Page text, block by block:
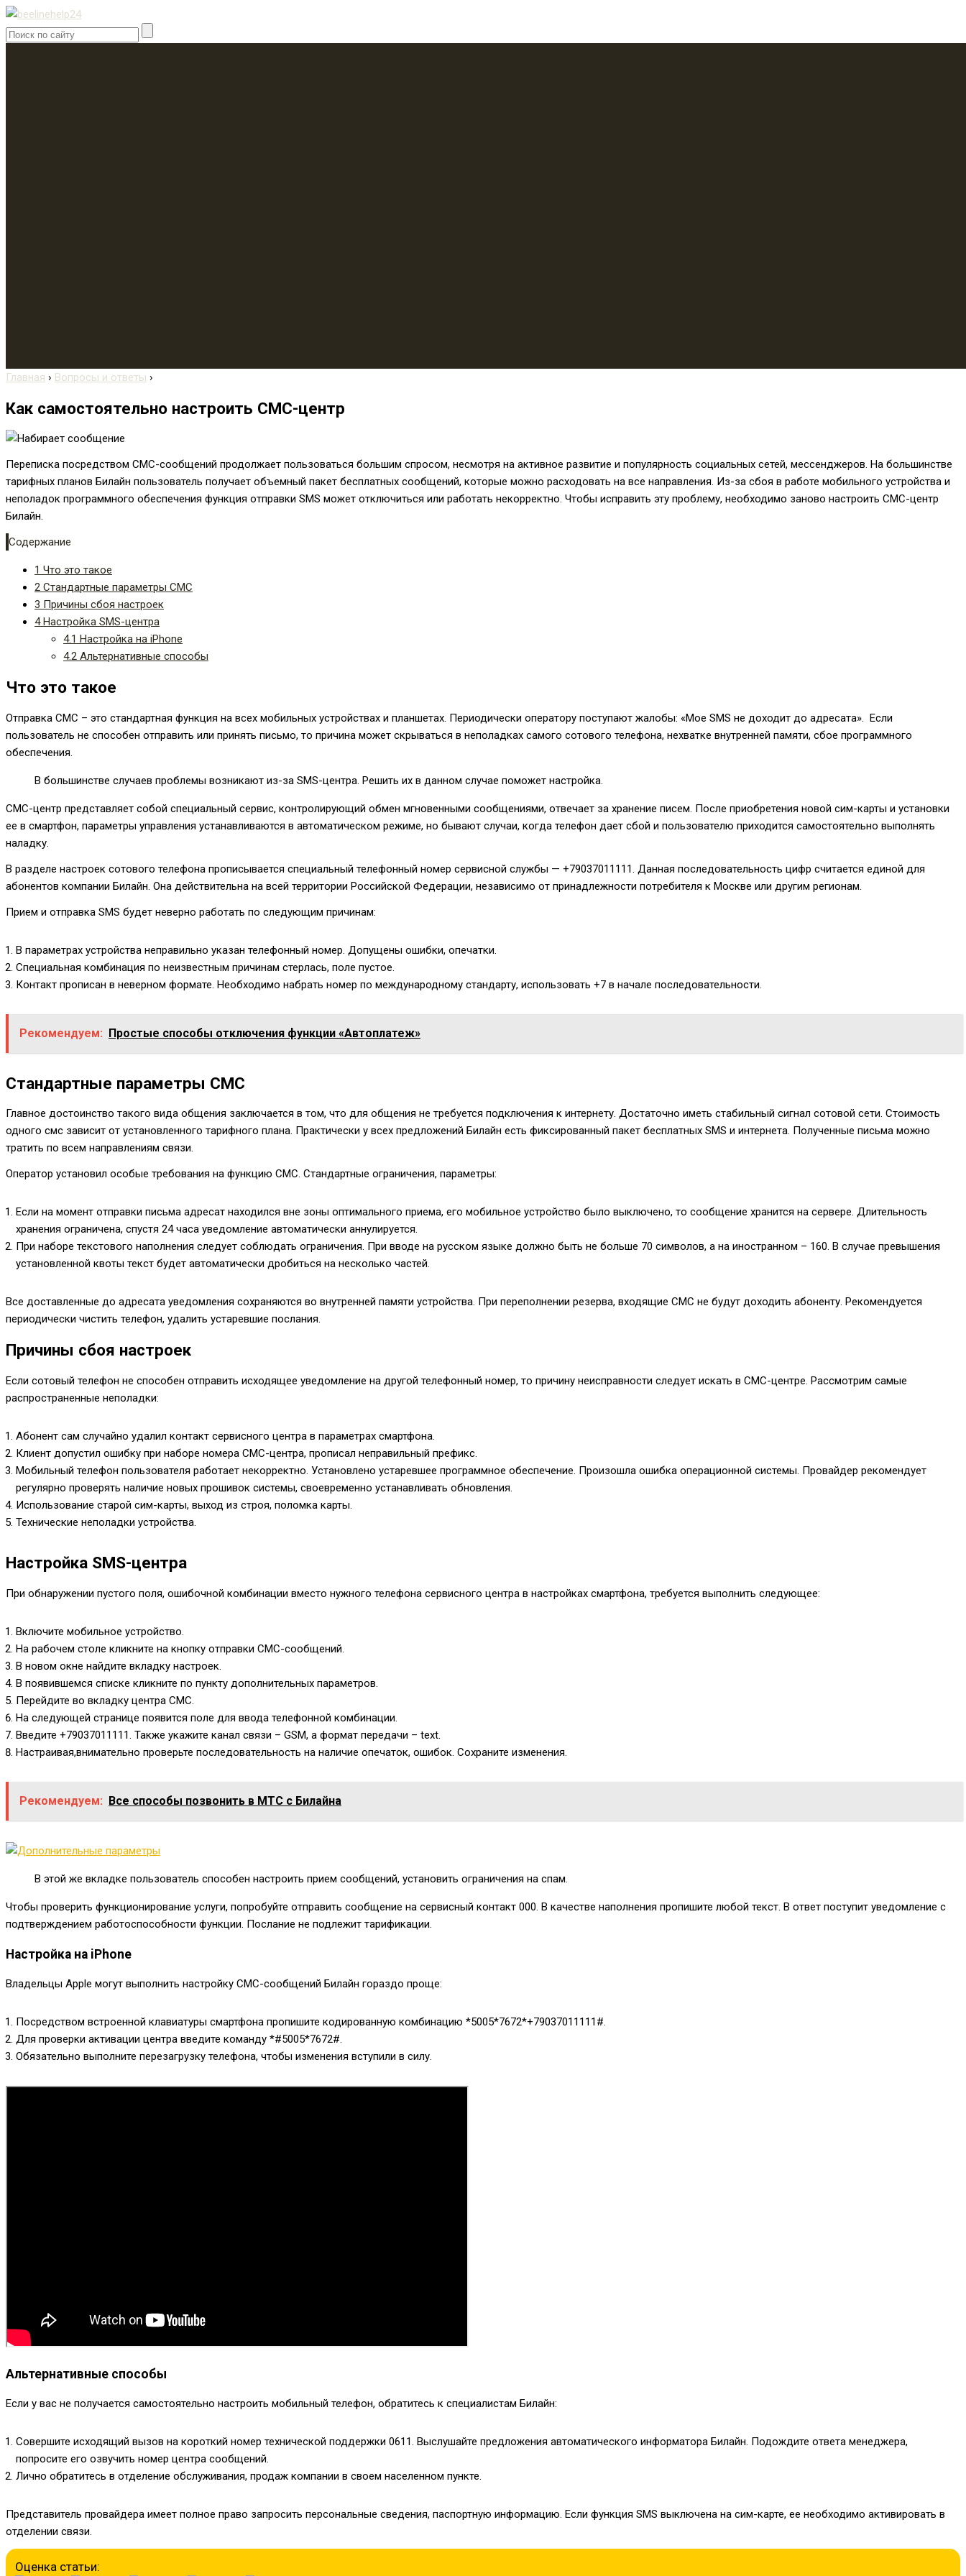
Главная › Вопросы и ответы ›
Как самостоятельно настроить СМС-центр
Переписка посредством СМС-сообщений продолжает пользоваться большим спросом, несмотря на активное развитие и популярность социальных сетей, мессенджеров. На большинстве
тарифных планов Билайн пользователь получает объемный пакет бесплатных сообщений, которые можно расходовать на все направления. Из-за сбоя в работе мобильного устройства и
неполадок программного обеспечения функция отправки SMS может отключиться или работать некорректно. Чтобы исправить эту проблему, необходимо заново настроить СМС-центр
Билайн.
Содержание
1 Что это такое
2 Стандартные параметры СМС
3 Причины сбоя настроек
4Настройка SMS-центра
4.1 Настройка на iPhone
4.2 Альтернативные способы
Что это такое
Отправка СМС – это стандартная функция на всех мобильных устройствах и планшетах. Периодически оператору поступают жалобы: «Мое SMS не доходит до адресата». Если
пользователь не способен отправить или принять письмо, то причина может скрываться в неполадках самого сотового телефона, нехватке внутренней памяти, сбое программного
обеспечения.
В большинстве случаев проблемы возникают из-за SMS-центра. Решить их в данном случае поможет настройка.
СМС-центр представляет собой специальный сервис, контролирующий обмен мгновенными сообщениями, отвечает за хранение писем. После приобретения новой сим-карты и установки
ее в смартфон, параметры управления устанавливаются в автоматическом режиме, но бывают случаи, когда телефон дает сбой и пользователю приходится самостоятельно выполнять
наладку.
В разделе настроек сотового телефона прописывается специальный телефонный номер сервисной службы — +79037011111. Данная последовательность цифр считается единой для
абонентов компании Билайн. Она действительна на всей территории Российской Федерации, независимо от принадлежности потребителя к Москве или другим регионам.
Прием и отправка SMS будет неверно работать по следующим причинам:
В параметрах устройства неправильно указан телефонный номер. Допущены ошибки, опечатки.
Специальная комбинация по неизвестным причинам стерлась, поле пустое.
Контакт прописан в неверном формате. Необходимо набрать номер по международному стандарту, использовать +7 в начале последовательности.
Рекомендуем: Простые способы отключения функции «Автоплатеж»
Стандартные параметры СМС
Главное достоинство такого вида общения заключается в том, что для общения не требуется подключения к интернету. Достаточно иметь стабильный сигнал сотовой сети. Стоимость
одного смс зависит от установленного тарифного плана. Практически у всех предложений Билайн есть фиксированный пакет бесплатных SMS и интернета. Полученные письма можно
тратить по всем направлениям связи.
Оператор установил особые требования на функцию СМС. Стандартные ограничения, параметры:
Если на момент отправки письма адресат находился вне зоны оптимального приема, его мобильное устройство было выключено, то сообщение хранится на сервере. Длительность
хранения ограничена, спустя 24 часа уведомление автоматически аннулируется.
При наборе текстового наполнения следует соблюдать ограничения. При вводе на русском языке должно быть не больше 70 символов, а на иностранном – 160. В случае превышения
установленной квоты текст будет автоматически дробиться на несколько частей.
Все доставленные до адресата уведомления сохраняются во внутренней памяти устройства. При переполнении резерва, входящие СМС не будут доходить абоненту. Рекомендуется
периодически чистить телефон, удалить устаревшие послания.
Причины сбоя настроек
Если сотовый телефон не способен отправить исходящее уведомление на другой телефонный номер, то причину неисправности следует искать в СМС-центре. Рассмотрим самые
распространенные неполадки:
Абонент сам случайно удалил контакт сервисного центра в параметрах смартфона.
Клиент допустил ошибку при наборе номера СМС-центра, прописал неправильный префикс.
Мобильный телефон пользователя работает некорректно. Установлено устаревшее программное обеспечение. Произошла ошибка операционной системы. Провайдер рекомендует
регулярно проверять наличие новых прошивок системы, своевременно устанавливать обновления.
Использование старой сим-карты, выход из строя, поломка карты.
Технические неполадки устройства.
Настройка SMS-центра
При обнаружении пустого поля, ошибочной комбинации вместо нужного телефона сервисного центра в настройках смартфона, требуется выполнить следующее:
Включите мобильное устройство.
На рабочем столе кликните на кнопку отправки СМС-сообщений.
В новом окне найдите вкладку настроек.
В появившемся списке кликните по пункту дополнительных параметров.
Перейдите во вкладку центра СМС.
На следующей странице появится поле для ввода телефонной комбинации.
Введите +79037011111. Также укажите канал связи – GSM, а формат передачи – text.
Настраивая,внимательно проверьте последовательность на наличие опечаток, ошибок. Сохраните изменения.
Рекомендуем: Все способы позвонить в МТС с Билайна
В этой же вкладке пользователь способен настроить прием сообщений, установить ограничения на спам.
Чтобы проверить функционирование услуги, попробуйте отправить сообщение на сервисный контакт 000. В качестве наполнения пропишите любой текст. В ответ поступит уведомление с
подтверждением работоспособности функции. Послание не подлежит тарификации.
Настройка на iPhone
Владельцы Apple могут выполнить настройку СМС-сообщений Билайн гораздо проще:
Посредством встроенной клавиатуры смартфона пропишите кодированную комбинацию *5005*7672*+79037011111#.
Для проверки активации центра введите команду *#5005*7672#.
Обязательно выполните перезагрузку телефона, чтобы изменения вступили в силу.
Альтернативные способы
Если у вас не получается самостоятельно настроить мобильный телефон, обратитесь к специалистам Билайн:
Совершите исходящий вызов на короткий номер технической поддержки 0611. Выслушайте предложения автоматического информатора Билайн. Подождите ответа менеджера,
попросите его озвучить номер центра сообщений.
Лично обратитесь в отделение обслуживания, продаж компании в своем населенном пункте.
Представитель провайдера имеет полное право запросить персональные сведения, паспортную информацию. Если функция SMS выключена на сим-карте, ее необходимо активировать в
отделении связи.
Оценка статьи: